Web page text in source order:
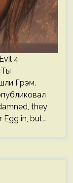
4
Грэм.
they
in, but…